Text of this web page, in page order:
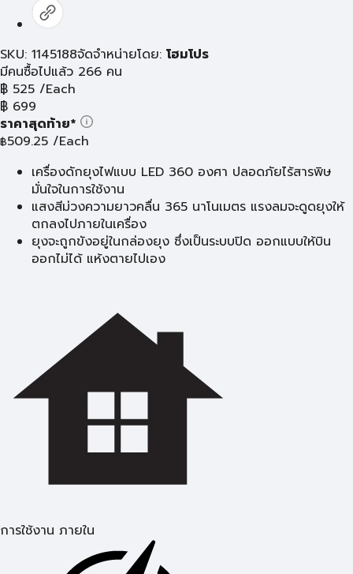
SKU: 1145188จัดจำหน่ายโดย: โฮมโปร
มีคนซื้อไปแล้ว 266 คน
฿ 525 /Each
฿ 699
ราคาสุดท้าย*
฿509.25 /Each
เครื่องดักยุงไฟแบบ LED 360 องศา ปลอดภัยไร้สารพิษ
มั่นใจในการใช้งาน
แสงสีม่วงความยาวคลื่น 365 นาโนเมตร แรงลมจะดูดยุงให้
ตกลงไปภายในเครื่อง
ยุงจะถูกขังอยู่ในกล่องยุง ซึ่งเป็นระบบปิด ออกแบบให้บิน
ออกไม่ได้ แห้งตายไปเอง
การใช้งาน ภายใน